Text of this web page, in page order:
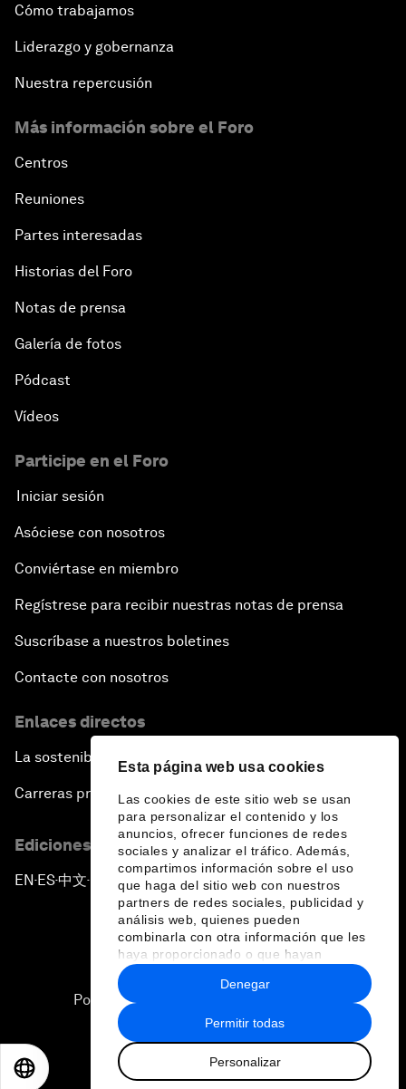
Esta página web usa cookies
Las cookies de este sitio web se usan
para personalizar el contenido y los
anuncios, ofrecer funciones de redes
sociales y analizar el tráfico. Además,
compartimos información sobre el uso
que haga del sitio web con nuestros
partners de redes sociales, publicidad y
análisis web, quienes pueden
combinarla con otra información que les
haya proporcionado o que hayan
recopilado a partir del uso que haya
hecho de sus servicios.
Permitir todas
Personalizar
Denegar
Cómo trabajamos
Liderazgo y gobernanza
Nuestra repercusión
Más información sobre el Foro
Centros
Reuniones
Partes interesadas
Historias del Foro
Notas de prensa
Galería de fotos
Pódcast
Vídeos
Participe en el Foro
Iniciar sesión
Asóciese con nosotros
Conviértase en miembro
Regístrese para recibir nuestras notas de prensa
Suscríbase a nuestros boletines
Contacte con nosotros
Enlaces directos
La sostenibilidad en el Foro
Carreras profesionales
Ediciones en otros idiomas
EN ▪ ES▪中文▪ 日本語
Política de privacidad y normas de uso
2026 Foro Económico Mundial